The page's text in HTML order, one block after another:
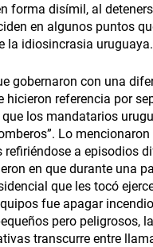
forma disímil, al
en algunos puntos
la idiosincrasia uruguaya.
gobernaron con una
hicieron referencia por
los mandatarios
Lo
refiriéndose a episodios
en que durante una
que les tocó
fue apagar
pero peligrosos,
transcurre entre